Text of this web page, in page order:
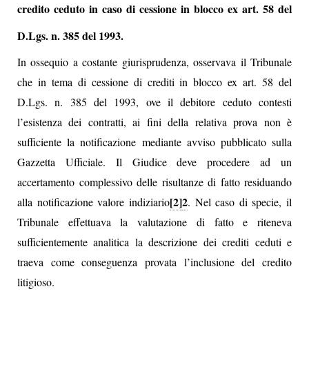
credito ceduto in caso di cessione in blocco ex art. 58 del
D.Lgs. n. 385 del 1993.
In ossequio a costante giurisprudenza, osservava il Tribunale
che in tema di cessione di crediti in blocco ex art. 58 del
D.Lgs. n. 385 del 1993, ove il debitore ceduto contesti
l’esistenza dei contratti, ai fini della relativa prova non è
sufficiente la notificazione mediante avviso pubblicato sulla
Gazzetta Ufficiale. Il Giudice deve procedere ad un
accertamento complessivo delle risultanze di fatto residuando
alla notificazione valore indiziario[2]2. Nel caso di specie, il
Tribunale effettuava la valutazione di fatto e riteneva
sufficientemente analitica la descrizione dei crediti ceduti e
traeva come conseguenza provata l’inclusione del credito
litigioso.